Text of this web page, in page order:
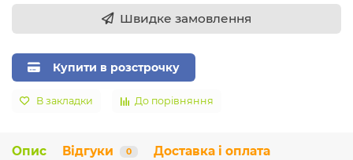
Швидке замовлення
Купити в розстрочку
В закладки До порівняння
Опис Відгуки 0 Доставка і оплата